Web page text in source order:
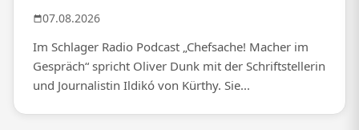
07.08.2026
Im Schlager Radio Podcast „Chefsache! Macher im
Gespräch“ spricht Oliver Dunk mit der Schriftstellerin
und Journalistin Ildikó von Kürthy. Sie...